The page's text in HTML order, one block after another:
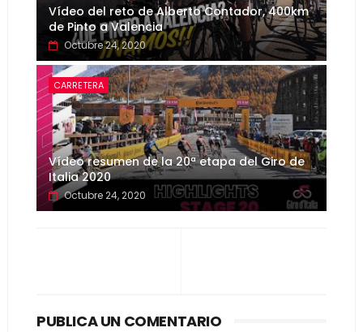
Vídeo del reto de Alberto Contador, 400km
de Pinto a Valencia
Octubre 24, 2020
CARRETERA
Vídeo resumen de la 20ª etapa del Giro de
Italia 2020
Octubre 24, 2020
PUBLICA UN COMENTARIO